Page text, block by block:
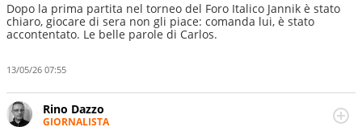
Dopo la prima partita nel torneo del Foro Italico Jannik è stato
chiaro, giocare di sera non gli piace: comanda lui, è stato
accontentato. Le belle parole di Carlos.
13/05/26 07:55
Rino Dazzo
GIORNALISTA